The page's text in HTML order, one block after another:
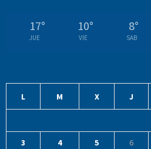
17°
JUE
10°
VIE
8°
SAB
L M X J
3 4 5 6